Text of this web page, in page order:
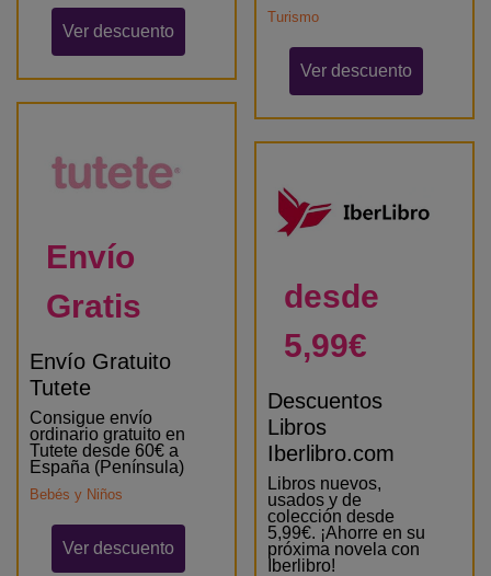
Ver descuento
Envío
Gratis
Envío Gratuito
Tutete
Consigue envío
ordinario gratuito en
Tutete desde 60€ a
España (Península)
Bebés y Niños
Ver descuento
Turismo
Ver descuento
desde
5,99€
Descuentos
Libros
Iberlibro.com
Libros nuevos,
usados y de
colección desde
5,99€. ¡Ahorre en su
próxima novela con
Iberlibro!